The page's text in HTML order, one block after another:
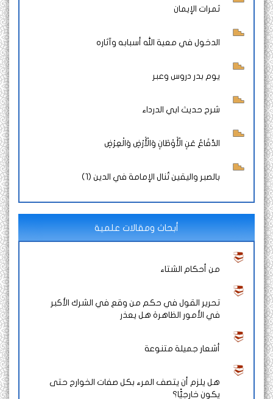
ثمرات الإيمان
الدخول في معية الله أسبابه وآثاره
يوم بدر دروس وعبر
شرح حديث ابي الدرداء
الدِّفَاعُ عَنِ الْأَوْطَانِ وَالْأَرْضِ وَالْعِرْضِ
بالصبر واليقين تُنال الإمامة في الدين (1)
أبحاث ومقالات علمية
من أحكام الشتاء
تحرير القول في حكم من وقع في الشرك الأكبر
في الأمور الظاهرة هل يعذر
أشعار جميلة متنوعة
هل يلزم أن يتصف المرء بكل صفات الخوارج حتى
يكون خارجيًّا؟